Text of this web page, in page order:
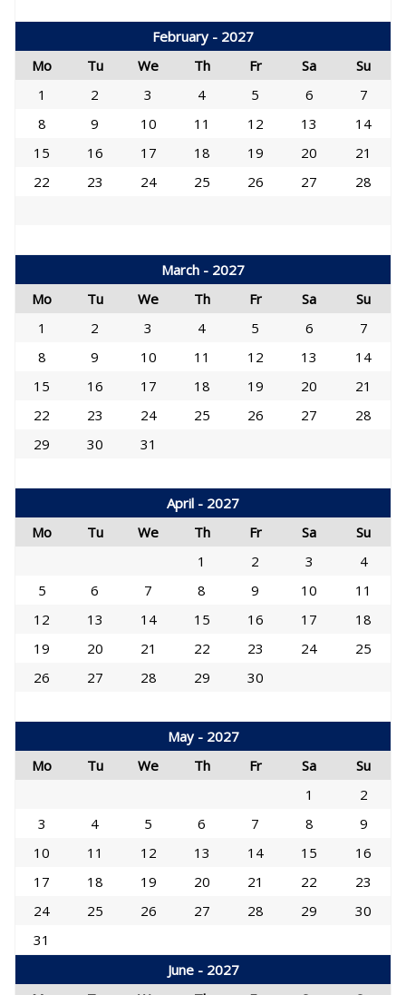
February - 2027
Mo
Tu We Th Fr Sa
Su
1
2 3 4 5 6
7
8
9 10 11 12 13
14
15
16 17 18 19 20
21
22
23 24 25 26 27 28
March - 2027
Mo
Tu We Th Fr Sa
Su
1
2 3 4 5 6
7
8
9 10 11 12 13
14
15
16 17 18 19 20
21
22
23 24 25 26 27
28
29
30 31
April - 2027
Mo
Tu We Th Fr Sa
Su
1
2 3
4
5
6 7 8 9 10
11
12
13 14 15 16 17
18
19
20 21 22 23 24
25
26
27 28 29 30
May - 2027
Mo
Tu We Th Fr Sa
Su
1
2
3
4 5 6 7 8
9
10
11 12 13 14 15
16
17
18 19 20 21 22
23
24
25 26 27 28 29
30
31
June - 2027